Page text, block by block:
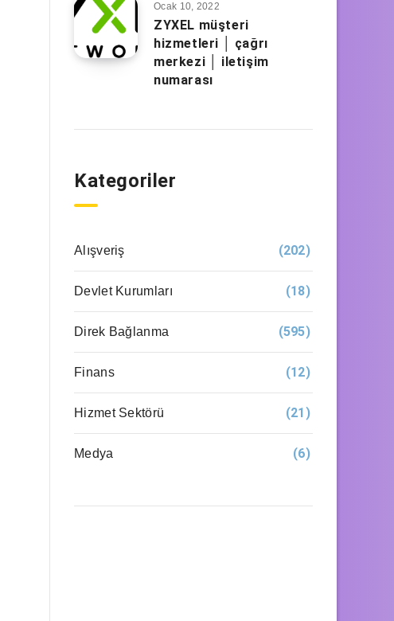
Ocak 10, 2022
ZYXEL müşteri
hizmetleri │ çağrı
merkezi │ iletişim
numarası
Kategoriler
Alışveriş (202)
Devlet Kurumları (18)
Direk Bağlanma (595)
Finans (12)
Hizmet Sektörü (21)
Medya (6)